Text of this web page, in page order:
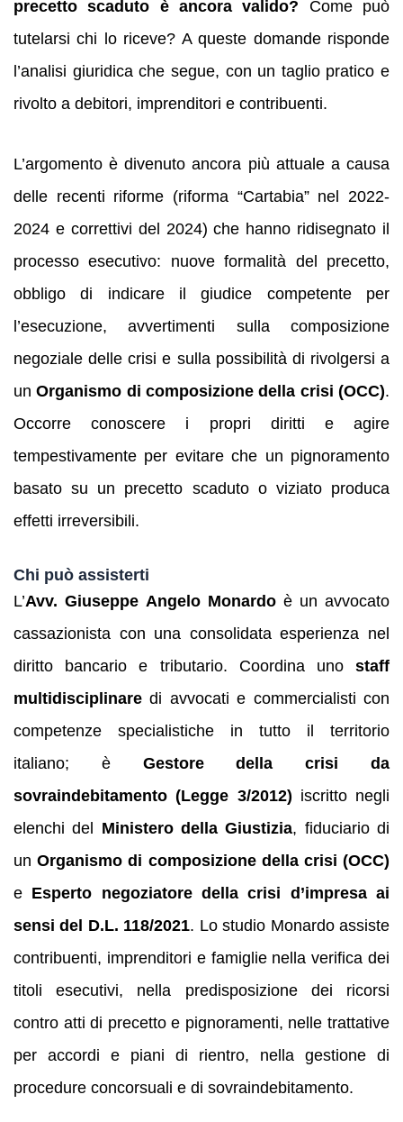
precetto scaduto è ancora valido? Come può
tutelarsi chi lo riceve? A queste domande risponde
l’analisi giuridica che segue, con un taglio pratico e
rivolto a debitori, imprenditori e contribuenti.
L’argomento è divenuto ancora più attuale a causa
delle recenti riforme (riforma “Cartabia” nel 2022-
2024 e correttivi del 2024) che hanno ridisegnato il
processo esecutivo: nuove formalità del precetto,
obbligo di indicare il giudice competente per
l’esecuzione, avvertimenti sulla composizione
negoziale delle crisi e sulla possibilità di rivolgersi a
unOrganismo di composizione della crisi (OCC).
Occorre conoscere i propri diritti e agire
tempestivamente per evitare che un pignoramento
basato su un precetto scaduto o viziato produca
effetti irreversibili.
Chi può assisterti
L’Avv. Giuseppe Angelo Monardo è un avvocato
cassazionista con una consolidata esperienza nel
diritto bancario e tributario. Coordina uno staff
multidisciplinare di avvocati e commercialisti con
competenze specialistiche in tutto il territorio
italiano; è Gestore della crisi da
sovraindebitamento (Legge 3/2012) iscritto negli
elenchi del Ministero della Giustizia, fiduciario di
unOrganismo di composizione della crisi (OCC)
e Esperto negoziatore della crisi d’impresa ai
sensi del D.L. 118/2021. Lo studio Monardo assiste
contribuenti, imprenditori e famiglie nella verifica dei
titoli esecutivi, nella predisposizione dei ricorsi
contro atti di precetto e pignoramenti, nelle trattative
per accordi e piani di rientro, nella gestione di
procedure concorsuali e di sovraindebitamento.